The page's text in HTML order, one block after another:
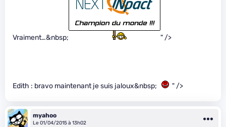
Vraiment…&nbsp; " />
Edith : bravo maintenant je suis jaloux&nbsp; " />
myahoo
Le 01/04/2015 à 13h02